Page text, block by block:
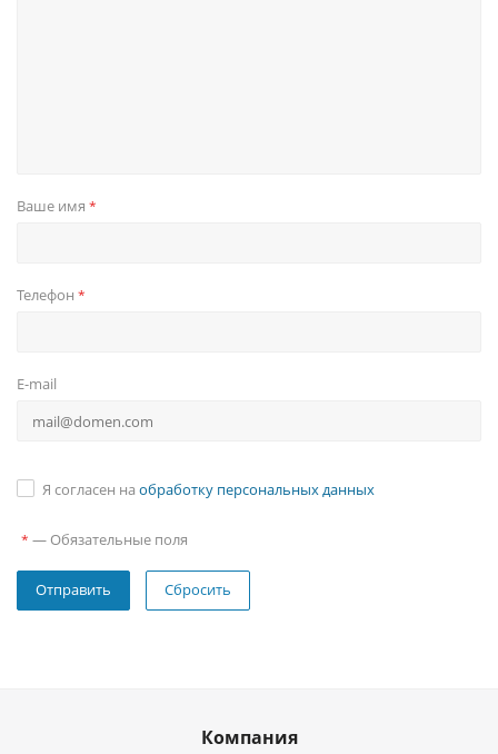
Ваше имя *
Телефон *
E-mail
Я согласен на обработку персональных данных
* — Обязательные поля
Сбросить
Компания